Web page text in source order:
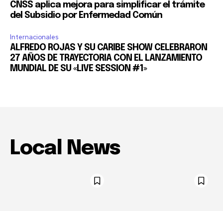
CNSS aplica mejora para simplificar el trámite
del Subsidio por Enfermedad Común
Internacionales
ALFREDO ROJAS Y SU CARIBE SHOW CELEBRARON
27 AÑOS DE TRAYECTORIA CON EL LANZAMIENTO
MUNDIAL DE SU «LIVE SESSION #1»
Local News